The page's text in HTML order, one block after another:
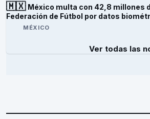
🇲🇽 México multa con 42,8 millones
Federación de Fútbol por datos
MÉXICO
Ver todas las